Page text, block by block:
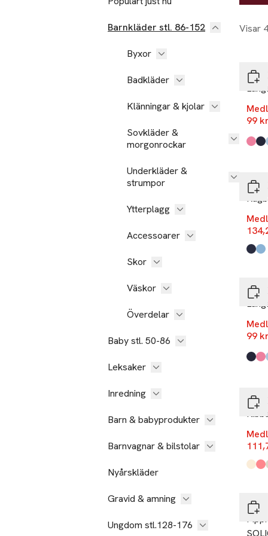
Barnkläder stl. 86-152
Byxor
Badkläder
Klänningar & kjolar
Sovkläder &
morgonrockar
Underkläder &
strumpor
Ytterplagg
Accessoarer
Skor
Väskor
Överdelar
Baby stl. 50-86
Leksaker
Inredning
Barn & babyprodukter
Barnvagnar & bilstolar
Nyårskläder
Gravid & amning
Ungdom stl.128-176
Visar
-
99
Navy,
Dog,
-25%
Blue,
Wine
99
Navy,
Dog,
Pink
Leo,
Black
PIPPI